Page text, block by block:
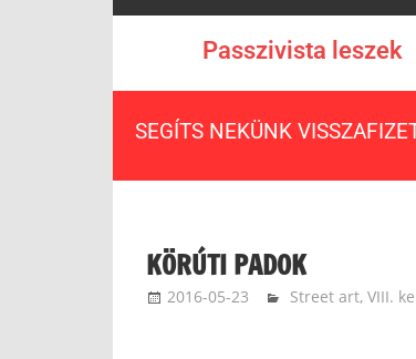
választás
Passzivista leszek
SEGÍTS NEKÜNK
KÖRÚTI PADOK
2016-05-23 kovacsandrea
Street art,VIII.